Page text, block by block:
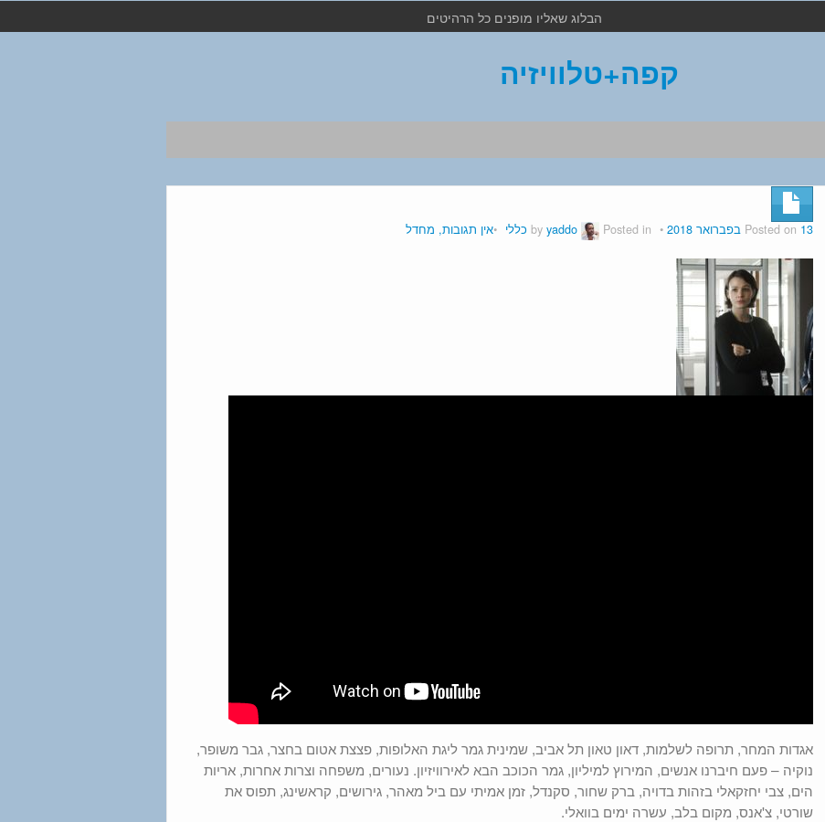
הבלוג שאליו מופנים כל הרהיטים
קפה+טלוויזיה
Posted on 13 בפברואר 2018 yaddo Posted in כללי אין תגובות, מחדל
אגדות המחר, תרופה לשלמות, דאון טאון תל אביב, שמינית גמר ליגת האלופות, פצצת אטום בחצר, גבר משופר,
נוקיה – פעם חיברנו אנשים, המירוץ למיליון, גמר הכוכב הבא לאירוויזיון. נעורים, משפחה וצרות אחרות, אריות
הים, צבי יחזקאלי בזהות בדויה, ברק שחור, סקנדל, זמן אמיתי עם ביל מאהר, גירושים, קראשינג, תפוס את
שורטי, צ'אנס, מקום בלב, עשרה ימים בוואלי.